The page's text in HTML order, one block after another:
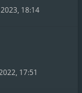
18:14
17:51